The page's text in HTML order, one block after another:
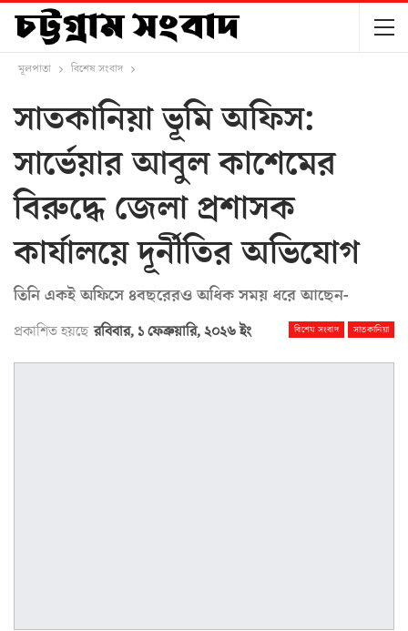
মূলপাতা বিশেষ সংবাদ
সাতকানিয়া ভূমি অফিস:
সার্ভেয়ার আবুল কাশেমের
বিরুদ্ধে জেলা প্রশাসক
কার্যালয়ে দূর্নীতির অভিযোগ
তিনি একই অফিসে ৪বছরেরও অধিক সময় ধরে আছেন-
বিশেষ সংবাদ সাতকানিয়া
প্রকাশিত হয়ছে রবিবার, ১ ফেব্রুয়ারি, ২০২৬ ইং